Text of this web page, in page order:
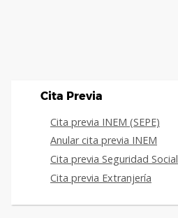
Cita Previa
Cita previa INEM (SEPE)
Anular cita previa INEM
Cita previa Seguridad Social
Cita previa Extranjería